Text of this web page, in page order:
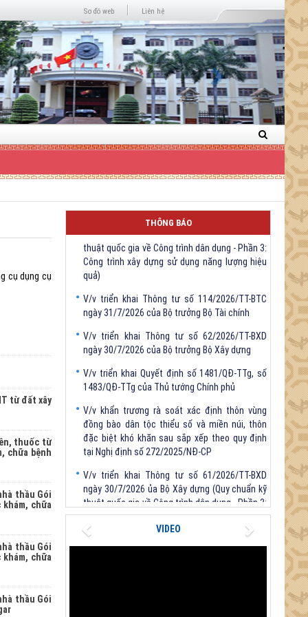
Sơ đồ web Liên hệ Next
cụ dụng cụ
từ đất xây
thuốc từ
chữa bệnh
thầu Gói
chữa
thầu Gói
chữa
thầu Gói
THÔNG BÁO
ngày 30/7/2026 ủa Bộ Xây dựng (Quy chuẩn kỹ
thuật quốc gia về Công trình dân dụng - Phần 3:
Công trình xây dựng sử dụng năng lượng hiệu
quả)
V/v triển khai Thông tư số 114/2026/TT-BTC
ngày 31/7/2026 của Bộ trưởng Bộ Tài chính
ngày 30/7/2026 của Bộ trưởng Bộ Xây dựng
1483/QĐ-TTg của Thủ tướng Chính phủ
đồng bào dân tộc thiểu số và miền núi, thôn
đặc biệt khó khăn sau sắp xếp theo quy định
tại Nghị định số 272/2025/NĐ-CP
ngày 30/7/2026 ủa Bộ Xây dựng (Quy chuẩn kỹ
thuật quốc gia về Công trình dân dụng - Phần 3:
Công trình xây dựng sử dụng năng lượng hiệu
quả)
V/v triển khai Thông tư số 114/2026/TT-BTC
VIDEO
Previous